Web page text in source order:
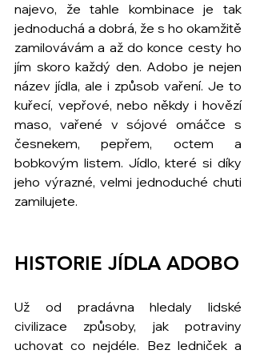
najevo, že tahle kombinace je tak
jednoduchá a dobrá, že s ho okamžitě
zamilovávám a až do konce cesty ho
jím skoro každý den. Adobo je nejen
název jídla, ale i způsob vaření. Je to
kuřecí, vepřové, nebo někdy i hovězí
maso, vařené v sójové omáčce s
česnekem, pepřem, octem a
bobkovým listem. Jídlo, které si díky
jeho výrazné, velmi jednoduché chuti
zamilujete.
HISTORIE JÍDLA ADOBO
Už od pradávna hledaly lidské
civilizace způsoby, jak potraviny
uchovat co nejdéle. Bez ledniček a